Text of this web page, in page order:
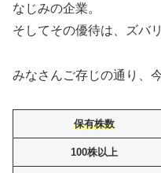
なじみの企業。
そしてその優待は、ズバリ
みなさんご存じの通り、
保有株数
100株以上